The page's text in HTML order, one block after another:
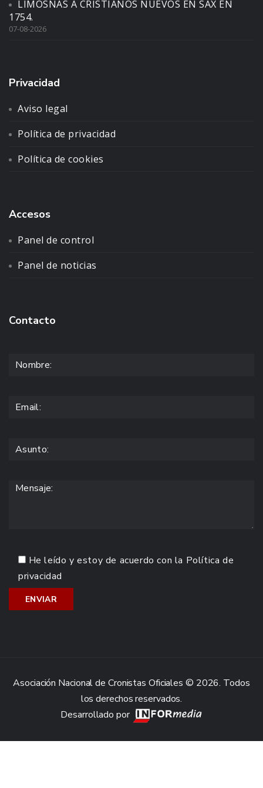
LIMOSNAS A CRISTIANOS NUEVOS EN SAX EN
1754.
07-08-2026
Privacidad
Aviso legal
Política de privacidad
Política de cookies
Accesos
Panel de control
Panel de noticias
Contacto
He leído y estoy de acuerdo con la Política de
privacidad
Asociación Nacional de Cronistas Oficiales © 2026. Todos
los derechos reservados.
Desarrollado por